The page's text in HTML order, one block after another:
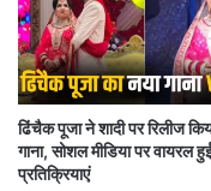
गया है कि क्या कुछ
तक, किसी भी हलचल
ढिंचैक पूजा ने शादी पर रिलीज
गाना, सोशल मीडिया पर वायरल
प्रतिक्रियाएं